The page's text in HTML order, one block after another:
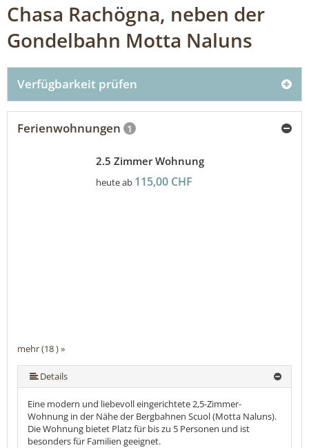
Chasa Rachögna, neben der
Gondelbahn Motta Naluns
Verfügbarkeit prüfen
Ferienwohnungen 1
mehr (18 ) »
mehr (18 ) »
mehr (18 ) »
mehr (18 ) »
mehr (18 ) »
mehr (18 ) »
mehr (18 ) »
mehr (18 ) »
mehr (18 ) »
mehr (18 ) »
mehr (18 ) »
mehr (18 ) »
mehr (18 ) »
mehr (18 ) »
mehr (18 ) »
2.5 Zimmer Wohnung
heute ab 115,00 CHF
Details
Eine modern und liebevoll eingerichtete 2,5-Zimmer-
Wohnung in der Nähe der Bergbahnen Scuol (Motta Naluns).
Die Wohnung bietet Platz für bis zu 5 Personen und ist
besonders für Familien geeignet.